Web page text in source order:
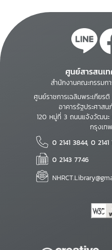
ศูนย์สารสนเ
สำนักงานคณะกรรมก
ศูนย์ราชการเฉลิมพระเกีย
อาคารรัฐประศาส
120 หมู่ที่ 3 ถนนแจ้งวัฒน
กรุงเท
0 2141 3844, 0
0 2143 7746